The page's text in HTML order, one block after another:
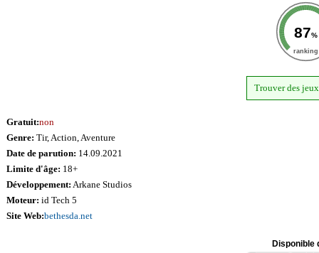
87%
ranking
Trouver des
Gratuit:non
Genre: Tir, Action, Aventure
Date de parution: 14.09.2021
Limite d'âge: 18+
Développement: Arkane Studios
Moteur: id Tech 5
Site Web:bethesda.net
Disponible